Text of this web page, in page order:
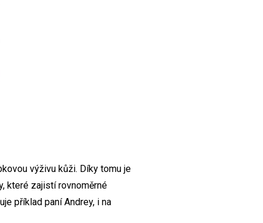
výživu kůži. Díky tomu je
které zajistí rovnoměrné
příklad paní Andrey, i na